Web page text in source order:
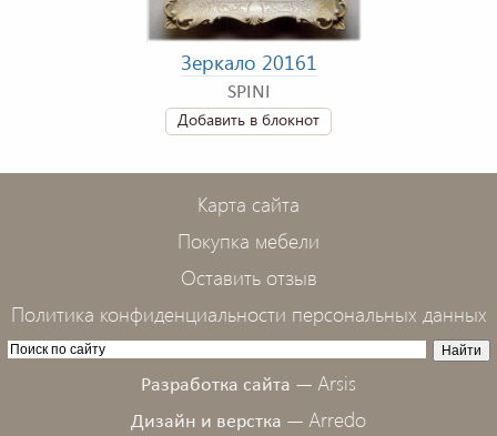
Зеркало 20161
SPINI
Добавить в блокнот
Карта сайта
Покупка мебели
Оставить отзыв
Политика конфиденциальности персональных данных
Разработка сайта — Arsis
Дизайн и верстка — Arredo